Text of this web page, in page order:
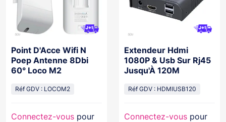
Point D'Acce Wifi N
Poep Antenne 8Dbi
60° Loco M2
Réf GDV : LOCOM2
Connectez-vous pour
Extendeur Hdmi
1080P & Usb Sur Rj45
Jusqu'À 120M
Réf GDV : HDMIUSB120
Connectez-vous pour